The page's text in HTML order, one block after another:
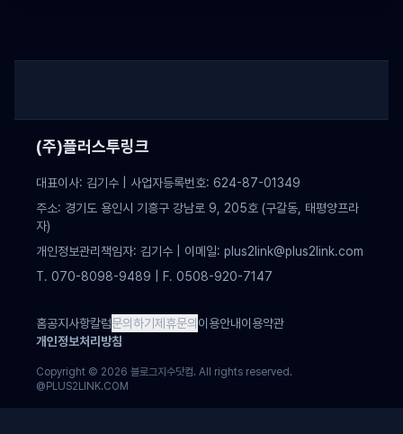
(주)플러스투링크
대표이사: 김기수 | 사업자등록번호: 624-87-01349
주소: 경기도 용인시 기흥구 강남로 9, 205호 (구갈동, 태평양프라
자)
개인정보관리책임자: 김기수 | 이메일: plus2link@plus2link.com
T. 070-8098-9489 | F. 0508-920-7147
홈공지사항칼럼문의하기 제휴문의 이용안내이용약관
개인정보처리방침
Copyright © 2026 블로그지수닷컴. All rights reserved.
@PLUS2LINK.COM